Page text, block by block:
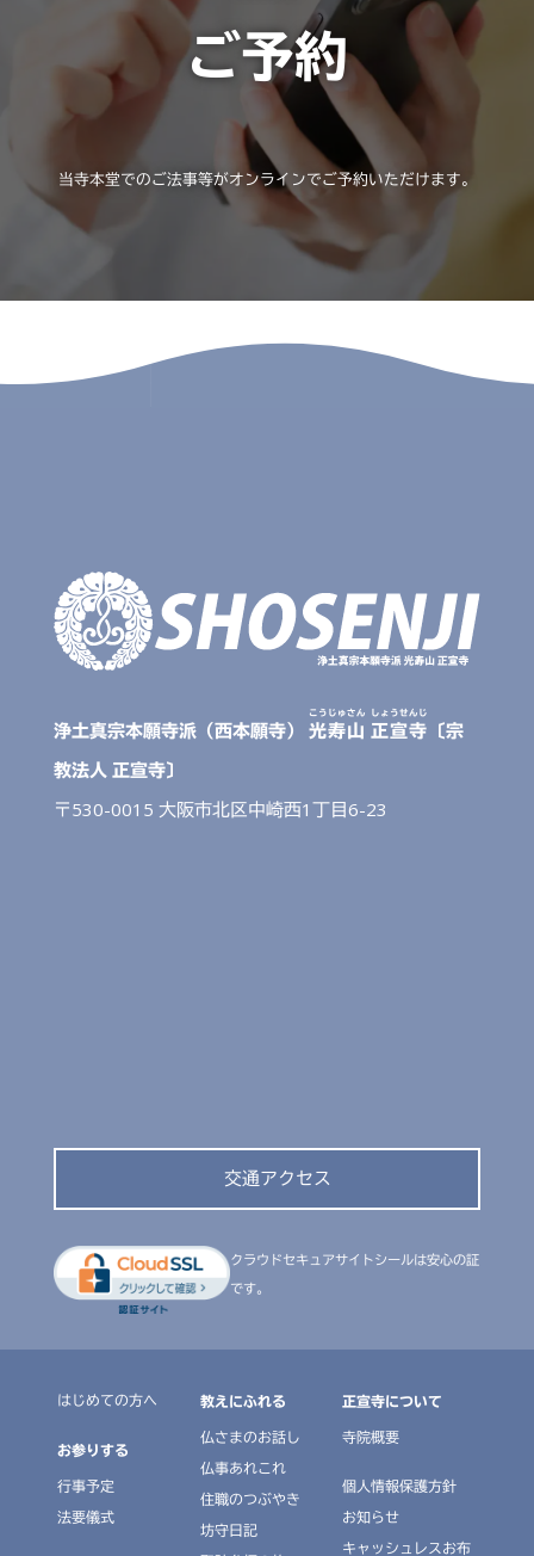
ご予約
当寺本堂でのご法事等がオンラインでご予約いただけます。
浄土真宗本願寺派（西本願寺） 光寿山
こうじゅさん
正宣寺
しょうせんじ
〔宗
教法人 正宣寺〕
〒530-0015 大阪市北区中崎西1丁目6-23
交通アクセス
クラウドセキュアサイトシールは安心の証
です。
はじめての方へ
お参りする
行事予定
法要儀式
教えにふれる
仏さまのお話し
仏事あれこれ
住職のつぶやき
坊守日記
正宣寺について
寺院概要
個人情報保護方針
お知らせ
キャッシュレスお布